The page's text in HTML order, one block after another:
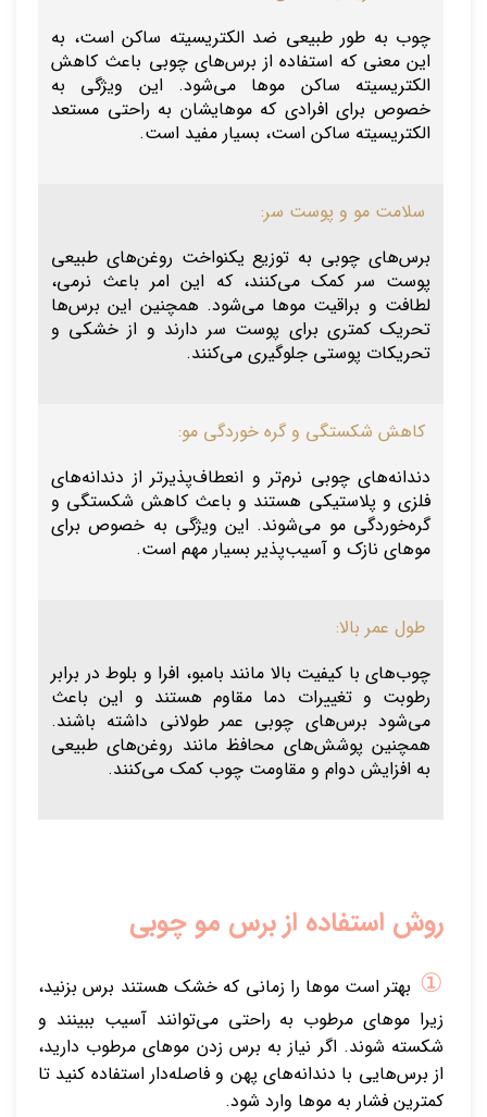
چوب به طور طبیعی ضد الکتریسیته ساکن است، به
این معنی که استفاده از برس‌های چوبی باعث کاهش
الکتریسیته ساکن موها می‌شود. این ویژگی به
خصوص برای افرادی که موهایشان به راحتی مستعد
الکتریسیته ساکن است، بسیار مفید است.
سلامت مو و پوست سر:
برس‌های چوبی به توزیع یکنواخت روغن‌های طبیعی
پوست سر کمک می‌کنند، که این امر باعث نرمی،
لطافت و براقیت موها می‌شود. همچنین این برس‌ها
تحریک کمتری برای پوست سر دارند و از خشکی و
تحریکات پوستی جلوگیری می‌کنند.
کاهش شکستگی و گره خوردگی مو:
دندانه‌های چوبی نرم‌تر و انعطاف‌پذیرتر از دندانه‌های
فلزی و پلاستیکی هستند و باعث کاهش شکستگی و
گره‌خوردگی مو می‌شوند. این ویژگی به خصوص برای
موهای نازک و آسیب‌پذیر بسیار مهم است.
طول عمر بالا:
چوب‌های با کیفیت بالا مانند بامبو، افرا و بلوط در برابر
رطوبت و تغییرات دما مقاوم هستند و این باعث
می‌شود برس‌های چوبی عمر طولانی داشته باشند.
همچنین پوشش‌های محافظ مانند روغن‌های طبیعی
به افزایش دوام و مقاومت چوب کمک می‌کنند.
روش استفاده از برس مو چوبی
① بهتر است موها را زمانی که خشک هستند برس بزنید،
زیرا موهای مرطوب به راحتی می‌توانند آسیب ببینند و
شکسته شوند. اگر نیاز به برس زدن موهای مرطوب دارید،
از برس‌هایی با دندانه‌های پهن و فاصله‌دار استفاده کنید تا
کمترین فشار به موها وارد شود.